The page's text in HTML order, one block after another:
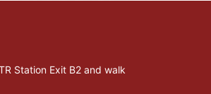
Station Exit B2 and walk